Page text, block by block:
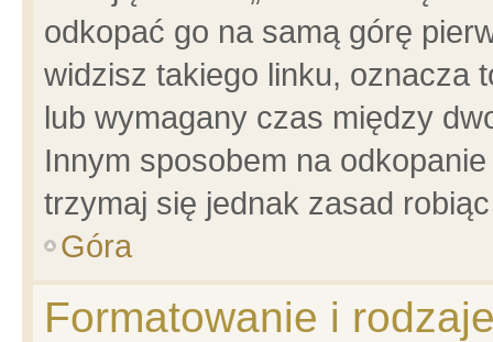
odkopać go na samą górę
widzisz takiego linku, oznacza
lub wymagany czas między
Innym sposobem na
trzymaj się jednak zasad
Góra
Formatowanie i